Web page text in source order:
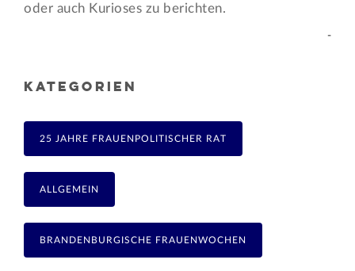
oder auch Kurioses zu berichten.
-
KATEGORIEN
25 JAHRE FRAUENPOLITISCHER RAT
ALLGEMEIN
BRANDENBURGISCHE FRAUENWOCHEN